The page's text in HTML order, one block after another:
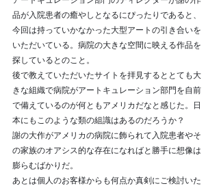
品が入院患者の癒やしとなるにぴったりであると、
今回は持っていかなかった大型アートの引き合いを
いただいている。病院の大きな空間に映える作品を
探しているとのこと。
後で教えていただいたサイトを拝見するととても大
きな組織で病院がアートキュレーション部門を自前
で備えているのが何ともアメリカだなと感じた。日
本にもこのような類の組識はあるのだろうか？
謝の大作がアメリカの病院に飾られて入院患者やそ
の家族のオアシス的な存在になればと勝手に想像は
膨らむばかりだ。
あとは個人のお客様からも何点か真剣にご検討いた